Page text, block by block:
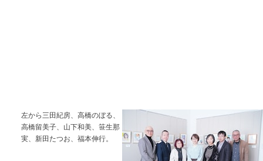
左から三田紀房、高橋のぼる、
高橋留美子、山下和美、笹生那
実、新田たつお、福本伸行。